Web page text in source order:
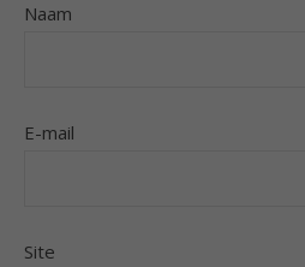
Naam
E-mail
Site